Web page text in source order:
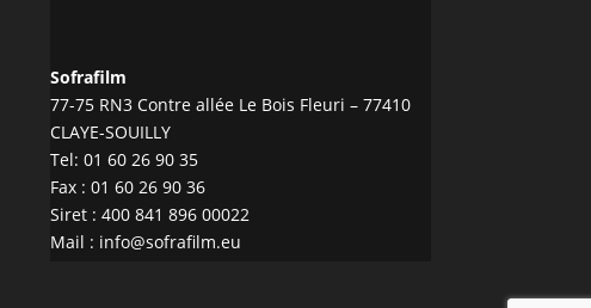
Sofrafilm
77-75 RN3 Contre allée Le Bois Fleuri – 77410
CLAYE-SOUILLY
Tel: 01 60 26 90 35
Fax : 01 60 26 90 36
Siret : 400 841 896 00022
Mail : info@sofrafilm.eu